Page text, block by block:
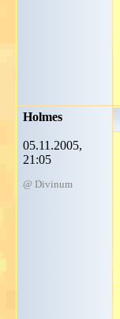
Holmes
05.11.2005,
21:05
@ Divinum